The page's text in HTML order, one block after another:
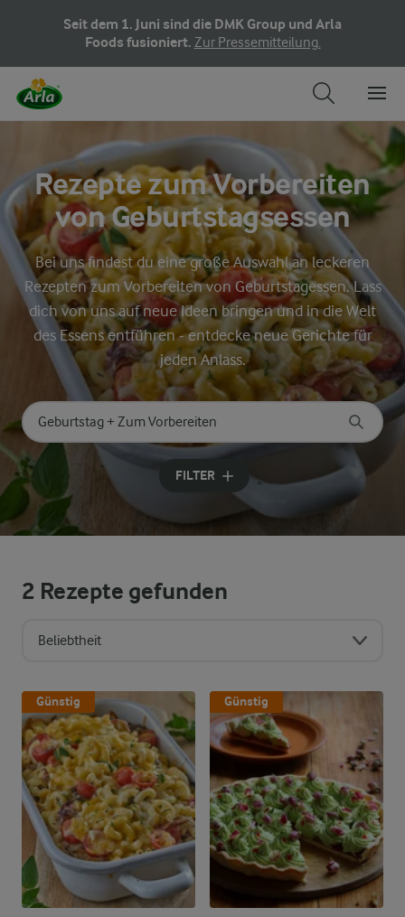
Seit dem 1. Juni sind die DMK Group und Arla
Foods fusioniert. Zur Pressemitteilung.
Rezepte zum Vorbereiten
von Geburtstagsessen
Bei uns findest du eine große Auswahl an leckeren
Rezepten zum Vorbereiten von Geburtstagessen. Lass
dich von uns auf neue Ideen bringen und in die Welt
des Essens entführen - entdecke neue Gerichte für
jeden Anlass.
Nach Kategorie suchen
Geben Sie Suchbegriffe ein
FILTER
2 Rezepte gefunden
Beliebtheit
Günstig Günstig